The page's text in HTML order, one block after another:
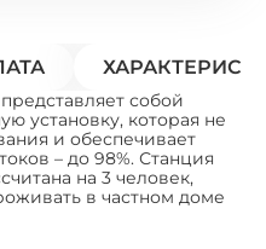
собой
установку, которая не
и обеспечивает
– до 98%. Станция
на 3 человек,
в частном доме